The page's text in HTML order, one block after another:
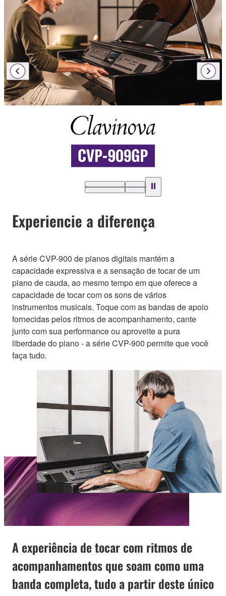
Experiencie a diferença
A série CVP-900 de pianos digitais mantém a
capacidade expressiva e a sensação de tocar de um
piano de cauda, ao mesmo tempo em que oferece a
capacidade de tocar com os sons de vários
instrumentos musicais. Toque com as bandas de apoio
fornecidas pelos ritmos de acompanhamento, cante
junto com sua performance ou aproveite a pura
liberdade do piano - a série CVP-900 permite que você
faça tudo.
A experiência de tocar com ritmos de
acompanhamentos que soam como uma
banda completa, tudo a partir deste único